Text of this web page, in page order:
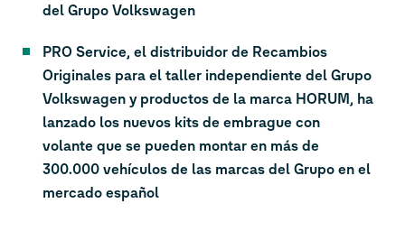
del Grupo Volkswagen
PRO Service, el distribuidor de Recambios
Originales para el taller independiente del Grupo
Volkswagen y productos de la marca HORUM, ha
lanzado los nuevos kits de embrague con
volante que se pueden montar en más de
300.000 vehículos de las marcas del Grupo en el
mercado español